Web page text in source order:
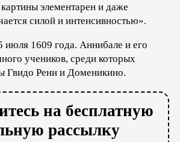
элементарен и даже
силой и интенсивностью».
1609 года. Аннибале и его
учеников, среди которых
Гвидо Рени и Доменикино.
на бесплатную
рассылку